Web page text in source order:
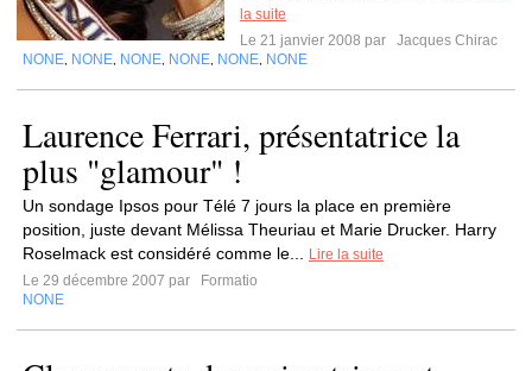
la suite
Le 21 janvier 2008 par
Jacques Chirac
NONE NONE NONE NONE NONE NONE
Laurence Ferrari, présentatrice la
plus "glamour" !
Un sondage Ipsos pour Télé 7 jours la place en première
position, juste devant Mélissa Theuriau et Marie Drucker. Harry
Roselmack est considéré comme le...
Lire la suite
Le 29 décembre 2007 par
Formatio
NONE